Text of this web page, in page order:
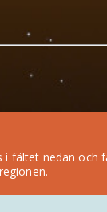
i fältet nedan och